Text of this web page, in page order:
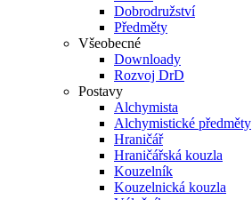
Dobrodružství
Předměty
Všeobecné
Downloady
Rozvoj DrD
Postavy
Alchymista
Alchymistické předměty
Hraničář
Hraničářská kouzla
Kouzelník
Kouzelnická kouzla